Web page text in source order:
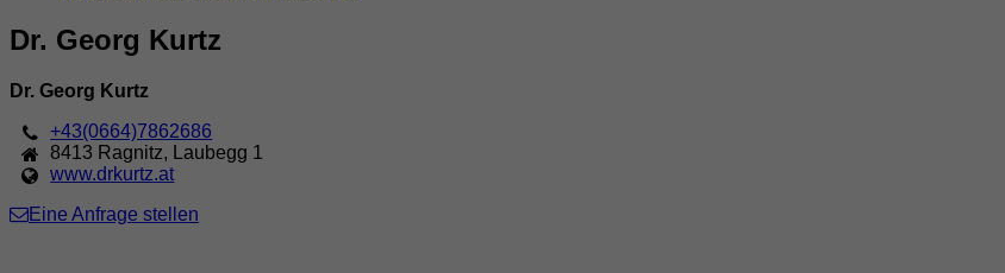
Dr. Georg Kurtz
Dr. Georg Kurtz
+43(0664)7862686
8413 Ragnitz,
Laubegg 1
www.drkurtz.at
Eine Anfrage stellen